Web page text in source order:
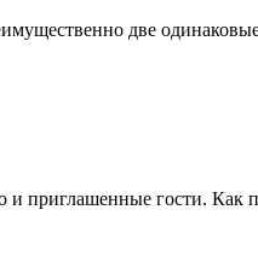
две
приглашенные гости. Как